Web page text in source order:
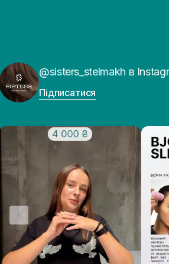
@sisters_stelmakh в
Підписатися